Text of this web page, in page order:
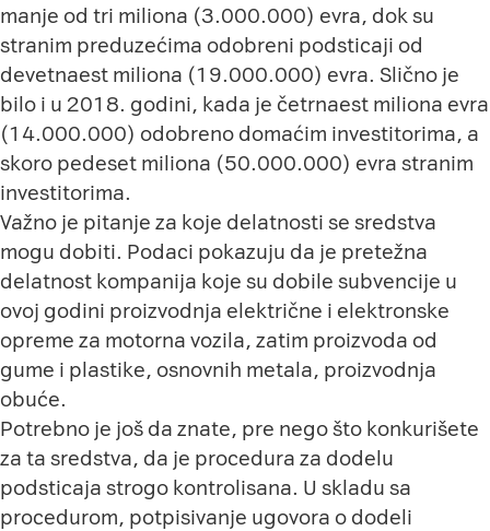
manje od tri miliona (3.000.000) evra, dok su
stranim preduzećima odobreni podsticaji od
devetnaest miliona (19.000.000) evra. Slično je
bilo i u 2018. godini, kada je četrnaest miliona evra
(14.000.000) odobreno domaćim investitorima, a
skoro pedeset miliona (50.000.000) evra stranim
investitorima.
Važno je pitanje za koje delatnosti se sredstva
mogu dobiti. Podaci pokazuju da je pretežna
delatnost kompanija koje su dobile subvencije u
ovoj godini proizvodnja električne i elektronske
opreme za motorna vozila, zatim proizvoda od
gume i plastike, osnovnih metala, proizvodnja
obuće.
Potrebno je još da znate, pre nego što konkurišete
za ta sredstva, da je procedura za dodelu
podsticaja strogo kontrolisana. U skladu sa
procedurom, potpisivanje ugovora o dodeli